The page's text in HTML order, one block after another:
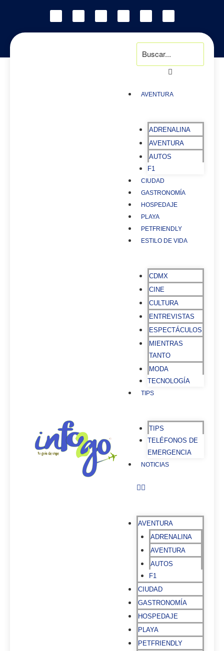
AVENTURA
ADRENALINA
AVENTURA
AUTOS
F1
CIUDAD
GASTRONOMÍA
HOSPEDAJE
PLAYA
PETFRIENDLY
ESTILO DE VIDA
CDMX
CINE
CULTURA
ENTREVISTAS
ESPECTÁCULOS
MIENTRAS
TANTO
MODA
TECNOLOGÍA
TIPS
TIPS
TELÉFONOS DE
EMERGENCIA
NOTICIAS
AVENTURA
ADRENALINA
AVENTURA
AUTOS
F1
CIUDAD
GASTRONOMÍA
HOSPEDAJE
PLAYA
PETFRIENDLY